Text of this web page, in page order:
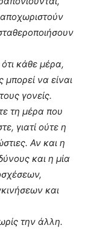
αποχωριστούν
κάθε μέρα,
να είναι
γονείς.
τη μέρα που
γιατί ούτε η
Αν και η
και η μία
και
την άλλη.